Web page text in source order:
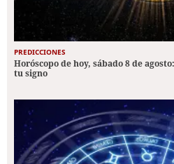
PREDICCIONES
Horóscopo de hoy, sábado 8 de
tu signo